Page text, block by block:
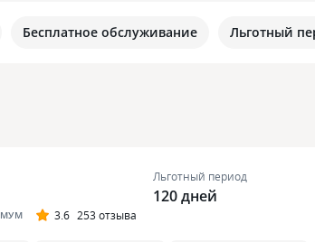
Бесплатное обслуживание Льготный
3.6 253 отзыва
Льготный период
120 дней